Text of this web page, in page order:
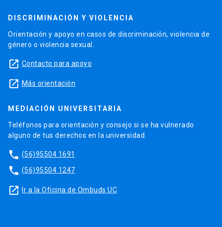
DISCRIMINACIÓN Y VIOLENCIA
Orientación y apoyo en casos de discriminación, violencia de
género o violencia sexual.
launch Contacto para apoyo
launch Más orientación
MEDIACIÓN UNIVERSITARIA
Teléfonos para orientación y consejo si se ha vulnerado
alguno de tus derechos en la universidad.
phone (56)95504 1691
phone (56)95504 1247
launch Ir a la Oficina de Ombuds UC